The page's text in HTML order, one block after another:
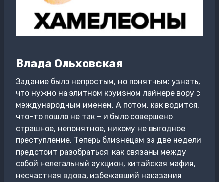
Влада Ольховская
Задание было непростым, но понятным: узнать,
что нужно на элитном круизном лайнере вору с
международным именем. А потом, как водится,
что-то пошло не так – и было совершено
страшное, непонятное, никому не выгодное
преступление. Теперь близнецам за две недели
предстоит разобраться, как связаны между
собой нелегальный аукцион, китайская мафия,
несчастная вдова, избежавший наказания